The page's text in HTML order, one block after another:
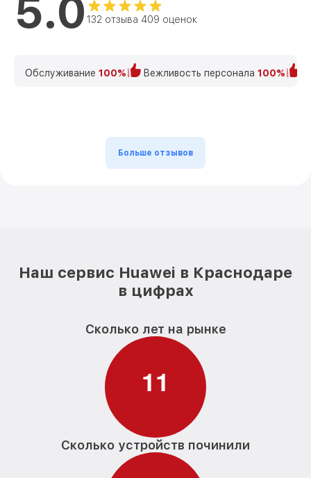
5.0 132 отзыва 409 оценок
Обслуживание 100% Вежливость персонала 100%
Больше отзывов
Наш сервис Huawei в Краснодаре
в цифрах
Сколько лет на рынке
11
Сколько устройств починили